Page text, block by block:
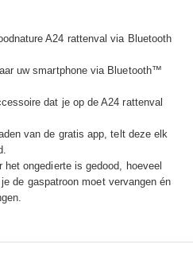
A24 rattenval via Bluetooth
uw smartphone via Bluetooth™
dat je op de A24 rattenval
van de gratis app, telt deze elk
ongedierte is gedood, hoeveel
de gaspatroon moet vervangen én